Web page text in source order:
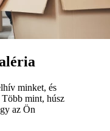
minket, és
Több mint, húsz
az Ön